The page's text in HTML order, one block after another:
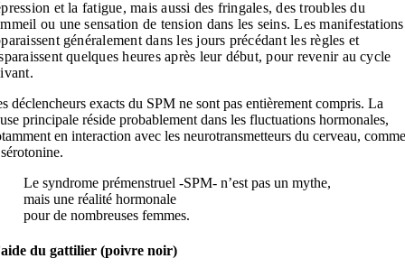
et la fatigue, mais aussi des fringales, des troubles du
ou une sensation de tension dans les seins. Les manifestations
généralement dans les jours précédant les règles et
quelques heures après leur début, pour revenir au cycle
déclencheurs exacts du SPM ne sont pas entièrement compris. La
principale réside probablement dans les fluctuations hormonales,
en interaction avec les neurotransmetteurs du cerveau, comme
Le syndrome prémenstruel -SPM- n’est pas un mythe,
mais une réalité hormonale
pour de nombreuses femmes.
du gattilier (poivre noir)